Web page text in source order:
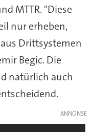
MTTR. "Diese
nur erheben,
Drittsystemen
Begic. Die
natürlich auch